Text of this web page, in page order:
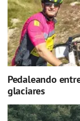
Pedaleando
glaciares